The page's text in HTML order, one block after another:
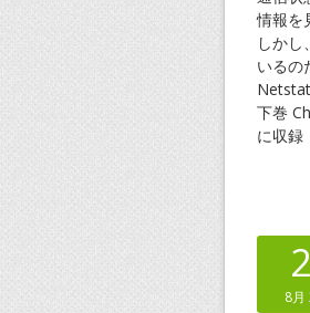
情報を
しか
いるの
下巻
に収録
8月